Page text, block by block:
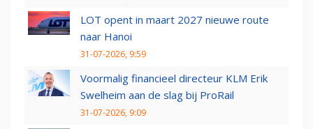
LOT opent in maart 2027 nieuwe route
naar Hanoi
31-07-2026, 9:59
Voormalig financieel directeur KLM Erik
Swelheim aan de slag bij ProRail
31-07-2026, 9:09